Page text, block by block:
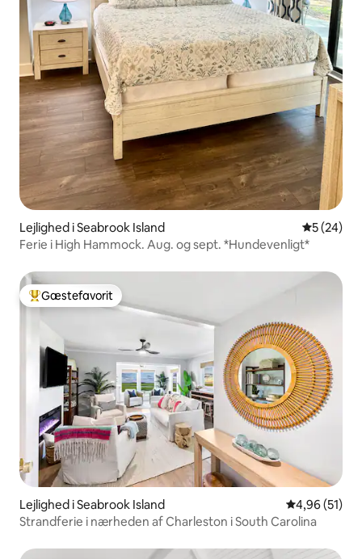
Lejlighed i Seabrook Island 5 ud af 5 i
5 (24)
Ferie i High Hammock. Aug. og sept. *Hundevenligt*
Bedste gæstefavorit
Gæstefavorit
Lejlighed i Seabrook Island 4,96 ud af 5
4,96 (51)
Strandferie i nærheden af Charleston i South Carolina